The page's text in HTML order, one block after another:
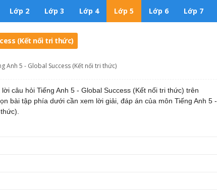
Lớp 2 Lớp 3 Lớp 4 Lớp 5 Lớp 6 Lớp 7
(Kết nối tri thức)
Anh 5 - Global Success (Kết nối tri thức)
câu hỏi Tiếng Anh 5 - Global Success (Kết nối tri thức) trên
bài tập phía dưới cần xem lời giải, đáp án của môn Tiếng Anh 5 -